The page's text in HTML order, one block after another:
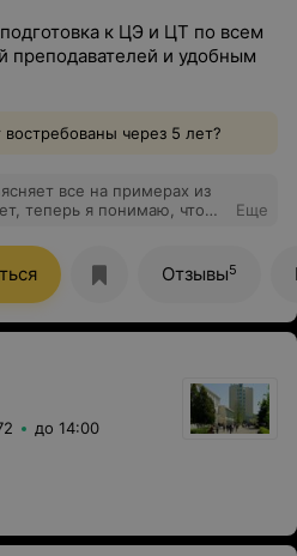
к ЦЭ и ЦТ по всем
преподавателей и удобным
через 5 лет?
все на примерах из
теперь я понимаю, что
очень легко и я даже
подкаст) и я реально
понимать общество. Иногда
за вопросов, но это скорее
раз спасибо Даше и
Еще
Отзывы5
до 14:00